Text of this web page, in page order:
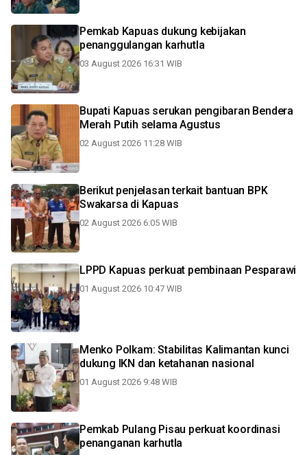
Pemkab Kapuas dukung kebijakan
penanggulangan karhutla
03 August 2026 16:31 WIB
Bupati Kapuas serukan pengibaran Bendera
Merah Putih selama Agustus
02 August 2026 11:28 WIB
Berikut penjelasan terkait bantuan BPK
Swakarsa di Kapuas
02 August 2026 6:05 WIB
LPPD Kapuas perkuat pembinaan Pesparawi
01 August 2026 10:47 WIB
Menko Polkam: Stabilitas Kalimantan kunci
dukung IKN dan ketahanan nasional
01 August 2026 9:48 WIB
Pemkab Pulang Pisau perkuat koordinasi
penanganan karhutla